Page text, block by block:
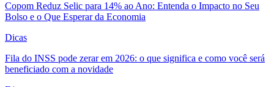
Copom Reduz Selic para 14% ao Ano: Entenda o Impacto no Seu
Bolso e o Que Esperar da Economia
Dicas
Fila do INSS pode zerar em 2026: o que significa e como você será
beneficiado com a novidade